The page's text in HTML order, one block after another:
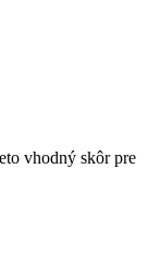
vhodný skôr pre